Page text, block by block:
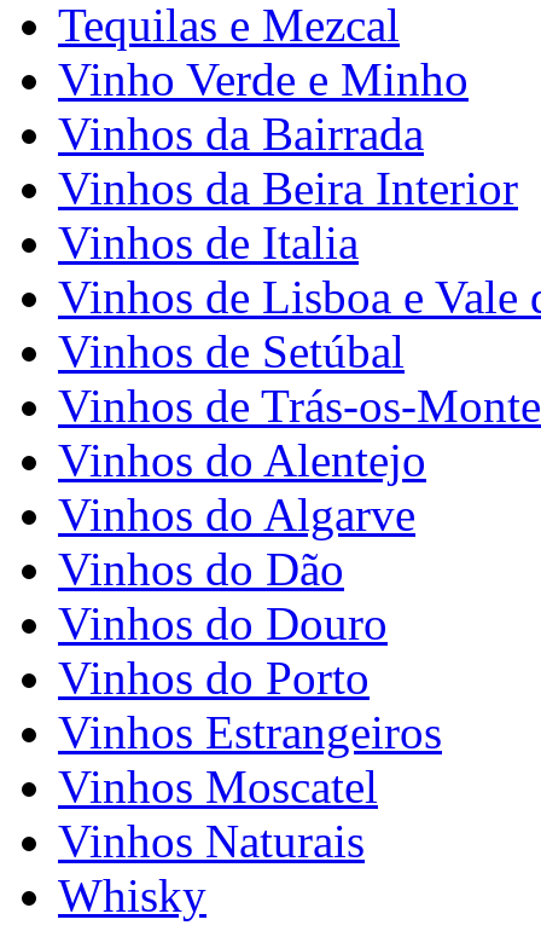
Tequilas e Mezcal
Vinho Verde e Minho
Vinhos da Bairrada
Vinhos da Beira Interior
Vinhos de Italia
Vinhos de Lisboa e Vale
Vinhos de Setúbal
Vinhos de Trás-os-
Vinhos do Alentejo
Vinhos do Algarve
Vinhos do Dão
Vinhos do Douro
Vinhos do Porto
Vinhos Estrangeiros
Vinhos Moscatel
Vinhos Naturais
Whisky